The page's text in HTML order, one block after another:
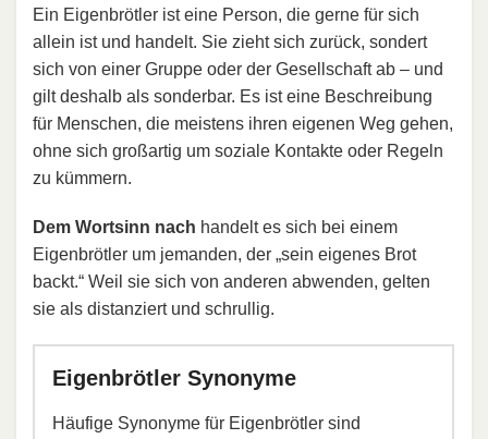
Ein Eigenbrötler ist eine Person, die gerne für sich
allein ist und handelt. Sie zieht sich zurück, sondert
sich von einer Gruppe oder der Gesellschaft ab – und
gilt deshalb als sonderbar. Es ist eine Beschreibung
für Menschen, die meistens ihren eigenen Weg gehen,
ohne sich großartig um soziale Kontakte oder Regeln
zu kümmern.
Dem Wortsinn nach handelt es sich bei einem
Eigenbrötler um jemanden, der „sein eigenes Brot
backt.“ Weil sie sich von anderen abwenden, gelten
sie als distanziert und schrullig.
Eigenbrötler Synonyme
Häufige Synonyme für Eigenbrötler sind